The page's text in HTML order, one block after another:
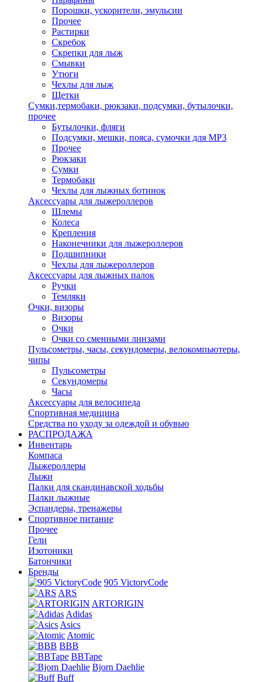
Порошки, ускорители, эмульсии
Прочее
Растирки
Скребок
Скрепки для лыж
Смывки
Утюги
Чехлы для лыж
Щетки
Сумки,термобаки, рюкзаки, подсумки, бутылочки,
прочее
Бутылочки, фляги
Подсумки, мешки, пояса, сумочки для MP3
Прочее
Рюкзаки
Сумки
Термобаки
Чехлы для лыжных ботинок
Аксессуары для лыжероллеров
Шлемы
Колеса
Крепления
Наконечники для лыжероллеров
Подшипники
Чехлы для лыжероллеров
Аксессуары для лыжных палок
Ручки
Темляки
Очки, визоры
Визоры
Очки
Очки со сменными линзами
Пульсометры, часы, секундомеры, велокомпьютеры,
чипы
Пульсометры
Секундомеры
Часы
Аксессуары для велосипеда
Спортивная медицина
Средства по уходу за одеждой и обувью
РАСПРОДАЖА
Инвентарь
Компаса
Лыжероллеры
Лыжи
Палки для скандинавской ходьбы
Палки лыжные
Эспандеры, тренажеры
Спортивное питание
Прочее
Гели
Изотоники
Батончики
Бренды
905 VictoryCode
ARS
ARTORIGIN
Adidas
Asics
Atomic
BBB
BBTape
Bjorn Daehlie
Buff